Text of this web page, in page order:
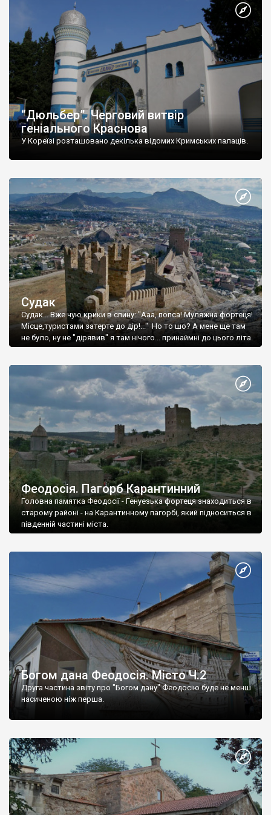
“Дюльбер”. Черговий витвір
геніального Краснова
У Кореїзі розташовано декілька відомих Кримських палаців.
Судак
Судак... Вже чую крики в спину: "Ааа, попса! Муляжна фортеця!
Місце,туристами затерте до дір!..." Но то шо? А мене ще там
не було, ну не "дірявив" я там нічого... принаймні до цього літа.
Феодосія. Пагорб Карантинний
Головна памятка Феодосії - Генуезька фортеця знаходиться в
старому районі - на Карантинному пагорбі, який підноситься в
південній частині міста.
Богом дана Феодосія. Місто Ч.2
Друга частина звіту про "Богом дану" Феодосію буде не менш
насиченою ніж перша.